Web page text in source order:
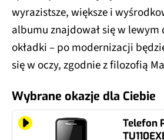
wyrazistsze, większe i
albumu znajdował się w
okładki – po modernizacji
się w oczy, zgodnie z filozofią
Wybrane okazje dla Ciebie
Telefon